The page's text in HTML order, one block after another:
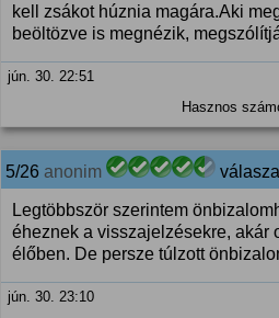
kell zsákot húznia magára.Aki
beöltözve is megnézik,
jún. 30. 22:51
Hasznos
5/26 anonim
Legtöbbször szerintem
éheznek a visszajelzésekre, akár
élőben. De persze túlzott
jún. 30. 23:10